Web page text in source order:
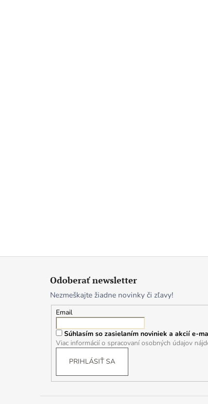
Odoberať newsletter
Nezmeškajte žiadne novinky či zľavy!
Email
Súhlasím so zasielaním noviniek a akcií e-
Viac informácií o spracovaní osobných údajov
PRIHLÁSIŤ SA